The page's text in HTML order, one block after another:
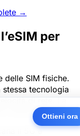
→
per
delle SIM fisiche.
tecnologia
di rete. La
copertura, non
il 5G è
Ottieni ora